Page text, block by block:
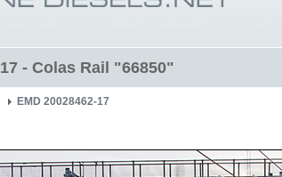
- Colas Rail "66850"
EMD 20028462-17